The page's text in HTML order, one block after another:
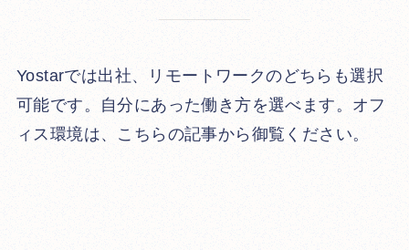
Yostarでは出社、リモートワークのどちらも選択
可能です。自分にあった働き方を選べます。オフ
ィス環境は、こちらの記事から御覧ください。